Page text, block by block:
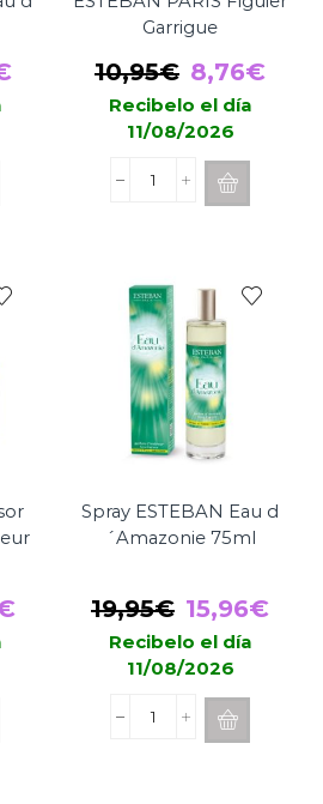
El
Garrigue
10,95€ El
precio
original
era:
10,95€.
8,76€El
Recibelo el día
11/08/2026
Concentrado
Difusor
Figuier
Garrigue
cantidad
El
Spray ESTEBAN Eau d
´Amazonie 75ml
19,95€ El
precio
original
era:
19,95€.
15,96€El
Recibelo el día
11/08/2026
Spray
ESTEBAN